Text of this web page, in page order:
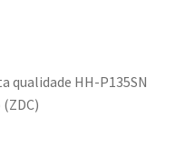
qualidade HH-P135SN